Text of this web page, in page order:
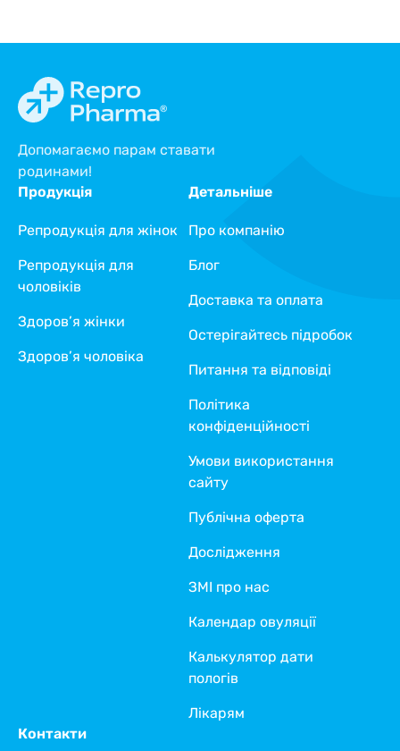
Допомагаємо парам ставати
родинами!
Детальніше
Про компанію
Блог
Доставка та оплата
Остерігайтесь підробок
Питання та відповіді
Політика
конфіденційності
Умови використання
сайту
Публічна оферта
Дослідження
ЗМІ про нас
Календар овуляції
Калькулятор дати
пологів
Лікарям
Продукція
Репродукція для жінок
Репродукція для
чоловіків
Здоров’я жінки
Здоров’я чоловіка
Контакти